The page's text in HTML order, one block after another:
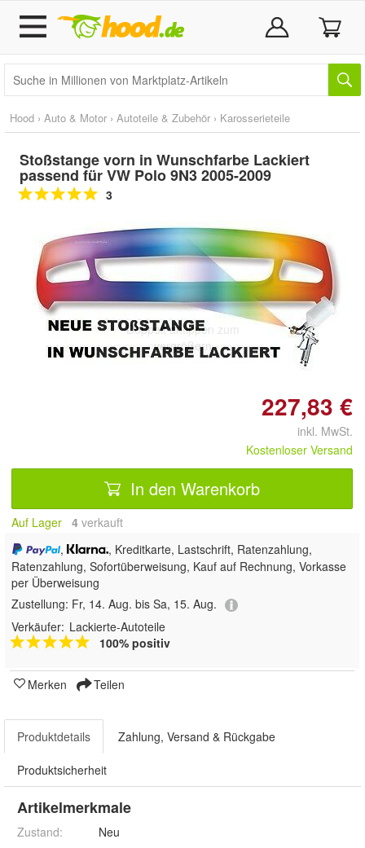
Hood › Auto & Motor › Autoteile & Zubehör › Karosserieteile
Stoßstange vorn in Wunschfarbe Lackiert
passend für VW Polo 9N3 2005-2009
3
Doppelt antippen zum
vergrößern
227,83 €
inkl. MwSt.
Kostenloser Versand
In den Warenkorb
Auf Lager 4 verkauft
,
, Kreditkarte, Lastschrift, Ratenzahlung,
Ratenzahlung, Sofortüberweisung, Kauf auf Rechnung, Vorkasse
per Überweisung
Zustellung: Fr, 14. Aug. bis Sa, 15. Aug.
Verkäufer: Lackierte-Autoteile
100% positiv
Merken Teilen
Produktdetails Zahlung, Versand & Rückgabe
Produktsicherheit
Artikelmerkmale
Zustand: Neu